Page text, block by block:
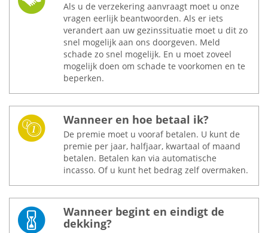
Als u de verzekering aanvraagt moet u onze
vragen eerlijk beantwoorden. Als er iets
verandert aan uw gezinssituatie moet u dit zo
snel mogelijk aan ons doorgeven. Meld
schade zo snel mogelijk. En u moet zoveel
mogelijk doen om schade te voorkomen en te
beperken.
Wanneer en hoe betaal ik?
De premie moet u vooraf betalen. U kunt de
premie per jaar, halfjaar, kwartaal of maand
betalen. Betalen kan via automatische
incasso. Of u kunt het bedrag zelf overmaken.
Wanneer begint en eindigt de
dekking?